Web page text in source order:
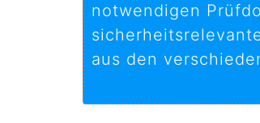
notwendigen
aus den